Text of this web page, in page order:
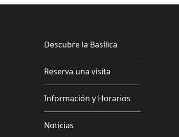
Descubre la Basílica
Reserva una visita
Información y Horarios
Noticias